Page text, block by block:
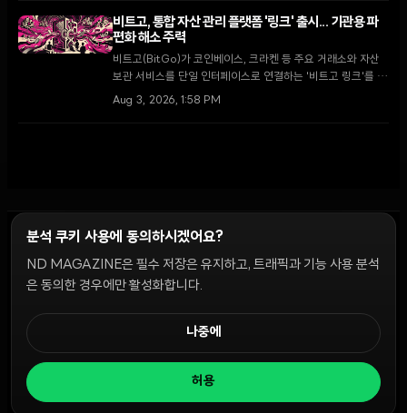
비트고, 통합 자산 관리 플랫폼 '링크' 출시... 기관용 파
편화 해소 주력
비트고(BitGo)가 코인베이스, 크라켄 등 주요 거래소와 자산
보관 서비스를 단일 인터페이스로 연결하는 '비트고 링크'를 출
시했다. 2026년 기관 투자자의 73%가 가상자산 비중 확대를
Aug 3, 2026, 1:58 PM
윤리 원칙 Discord 봇캠페인 가이드커뮤니티 랭킹
쿠키 설정
공시 및 정책:
분석 쿠키 사용에 동의하시겠어요?
ND MAGAZINE은 필수 저장은 유지하고, 트래픽과 기능 사용 분석
은 동의한 경우에만 활성화합니다.
나중에
허용